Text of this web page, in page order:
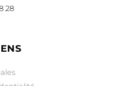
28